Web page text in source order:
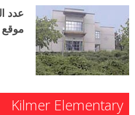
عدد
موقع
Kilmer Elementary